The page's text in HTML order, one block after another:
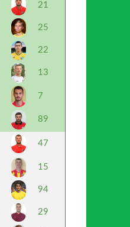
21
25
22
13
7
89
47
15
94
29